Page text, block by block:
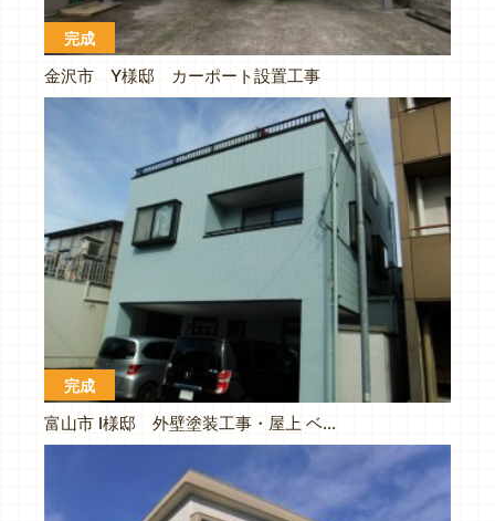
完成
金沢市 Y様邸 カーポート設置工事
完成
富山市 I様邸 外壁塗装工事・屋上 ベランダ防水工事